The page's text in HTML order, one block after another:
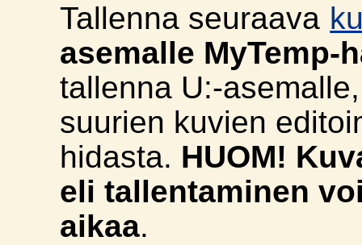
Tallenna seuraava
asemalle MyTemp-
tallenna U:-
suurien kuvien
hidasta. HUOM!
eli tallentaminen
aikaa.